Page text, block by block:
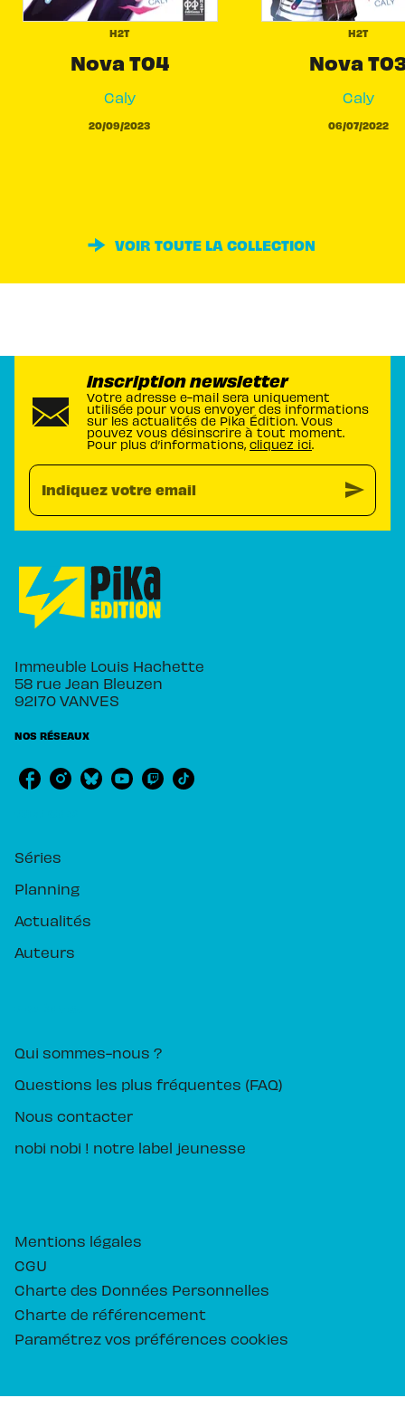
H2T
Nova T04
Caly
20/09/2023
H2T
Nova
Caly
06/07/2022
VOIR TOUTE LA COLLECTION
Inscription newsletter
Votre adresse e-mail sera uniquement
utilisée pour vous envoyer des informations
sur les actualités de Pika Édition. Vous
pouvez vous désinscrire à tout moment.
Pour plus d’informations, cliquez ici.
Indiquez votre email send
Immeuble Louis Hachette
58 rue Jean Bleuzen
92170 VANVES
NOS RÉSEAUX
Séries
Planning
Actualités
Auteurs
Qui sommes-nous ?
Questions les plus fréquentes (FAQ)
Nous contacter
nobi nobi ! notre label jeunesse
Mentions légales
CGU
Charte des Données Personnelles
Charte de référencement
Paramétrez vos préférences cookies